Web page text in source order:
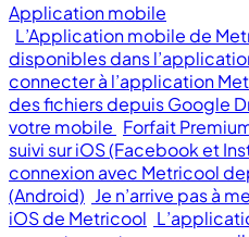
Application mobile
L’Application mobile de
disponibles dans
connecter à l’application
des fichiers depuis Google
votre mobile Forfait
suivi sur iOS (Facebook et
connexion avec Metricool
(Android) Je n’arrive pas à
iOS de Metricool